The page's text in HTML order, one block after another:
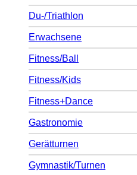
Du-/Triathlon
Erwachsene
Fitness/Ball
Fitness/Kids
Fitness+Dance
Gastronomie
Gerätturnen
Gymnastik/Turnen